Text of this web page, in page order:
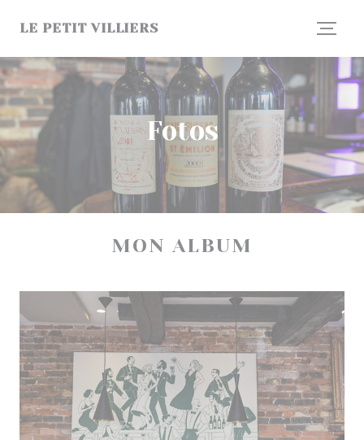
LE PETIT VILLIERS
Fotos
MON ALBUM